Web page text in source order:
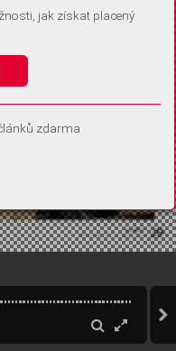
vašeho zařízení, abychom se
později upravit ve Správě
jak získat placený
zdarma